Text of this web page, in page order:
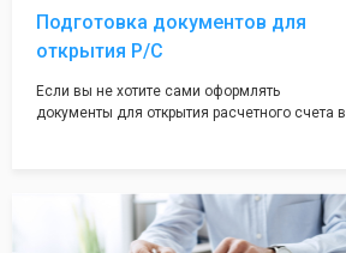
Подготовка документов для
открытия Р/С
Если вы не хотите сами оформлять
документы для открытия расчетного счета в
открытия счета, с минимальным затратом
вашего времени и сил!